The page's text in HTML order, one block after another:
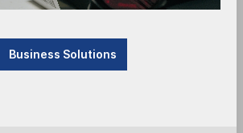
Wiederverkäufer
Business Solutions